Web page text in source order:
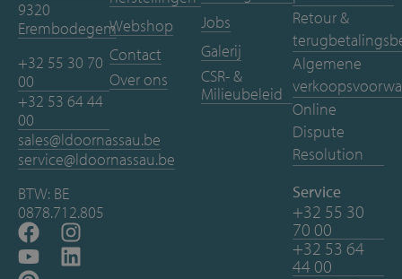
9320
Erembodegem
+32 55 30 70
00
+32 53 64 44
00
sales@ldoornassau.be
service@ldoornassau.be
BTW: BE
0878.712.805
Webshop
Contact
Over ons
Jobs
Galerij
CSR- &
Milieubeleid
Retour &
Algemene
Online
Dispute
Resolution
Service
+32 55 30
70 00
+32 53 64
44 00